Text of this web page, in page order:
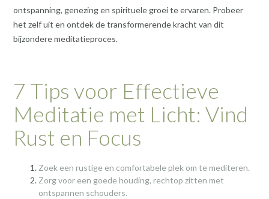
ontspanning, genezing en spirituele groei te ervaren. Probeer
het zelf uit en ontdek de transformerende kracht van dit
bijzondere meditatieproces.
7 Tips voor Effectieve
Meditatie met Licht: Vind
Rust en Focus
Zoek een rustige en comfortabele plek om te mediteren.
Zorg voor een goede houding, rechtop zitten met
ontspannen schouders.